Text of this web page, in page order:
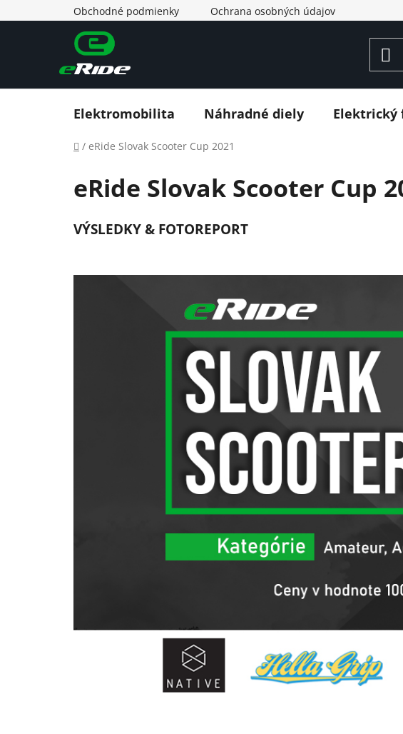
na
Obchodné podmienky Ochrana osobných údajov
Elektromobilita Náhradné diely Elektrický
Domov
/ eRide Slovak Scooter Cup 2021
eRide Slovak Scooter Cup
VÝSLEDKY & FOTOREPORT